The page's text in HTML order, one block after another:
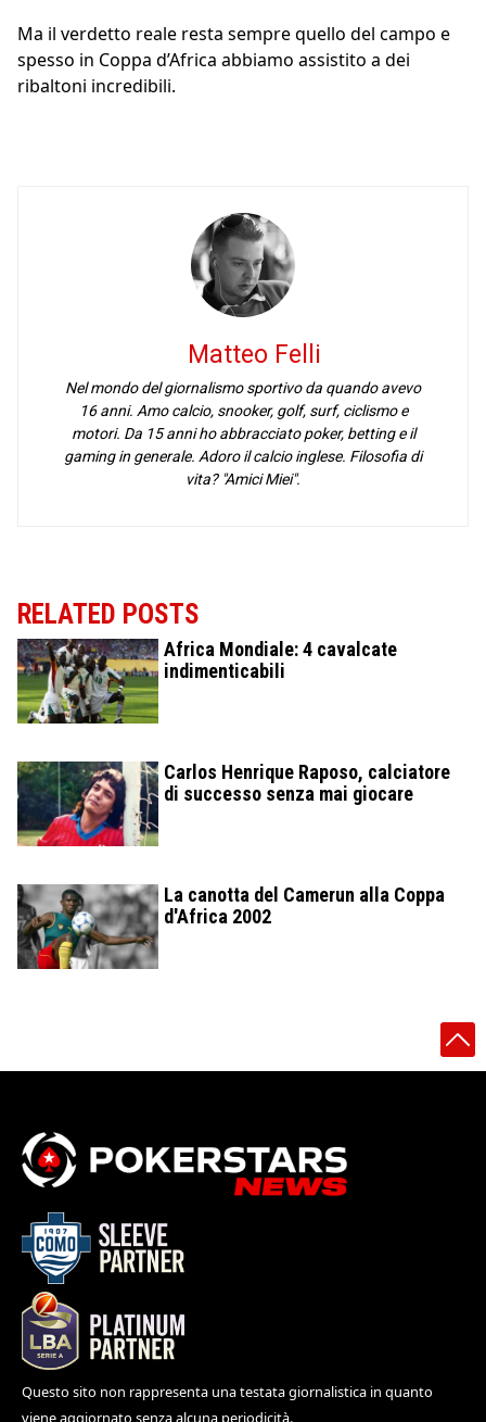
Ma il verdetto reale resta sempre quello del campo e
spesso in Coppa d’Africa abbiamo assistito a dei
ribaltoni incredibili.
Matteo Felli
Nel mondo del giornalismo sportivo da quando avevo
16 anni. Amo calcio, snooker, golf, surf, ciclismo e
motori. Da 15 anni ho abbracciato poker, betting e il
gaming in generale. Adoro il calcio inglese. Filosofia di
vita? "Amici Miei".
RELATED POSTS
Africa Mondiale: 4 cavalcate
indimenticabili
Carlos Henrique Raposo, calciatore
di successo senza mai giocare
La canotta del Camerun alla Coppa
d'Africa 2002
Questo sito non rappresenta una testata giornalistica in quanto
viene aggiornato senza alcuna periodicità.